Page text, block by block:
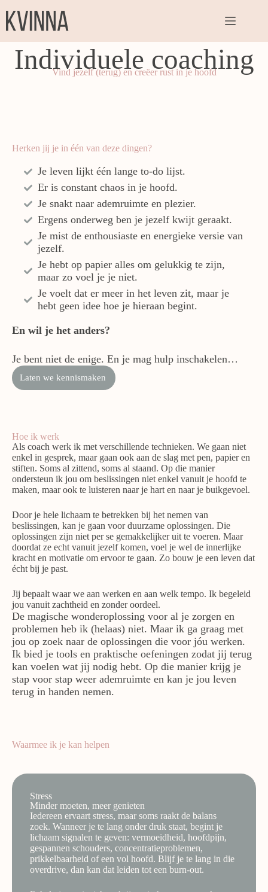
Individuele coaching
Vind jezelf (terug) en creëer rust in je hoofd
Herken jij je in één van deze dingen?
Je leven lijkt één lange to-do lijst.
Er is constant chaos in je hoofd.
Je snakt naar ademruimte en plezier.
Ergens onderweg ben je jezelf kwijt geraakt.
Je mist de enthousiaste en energieke versie van
jezelf.
Je hebt op papier alles om gelukkig te zijn,
maar zo voel je je niet.
Je voelt dat er meer in het leven zit, maar je
hebt geen idee hoe je hieraan begint.
En wil je het anders?
Je bent niet de enige. En je mag hulp inschakelen…
Laten we kennismaken
Hoe ik werk
Als coach werk ik met verschillende technieken. We gaan niet
enkel in gesprek, maar gaan ook aan de slag met pen, papier en
stiften. Soms al zittend, soms al staand. Op die manier
ondersteun ik jou om beslissingen niet enkel vanuit je hoofd te
maken, maar ook te luisteren naar je hart en naar je buikgevoel.
Door je hele lichaam te betrekken bij het nemen van
beslissingen, kan je gaan voor duurzame oplossingen. Die
oplossingen zijn niet per se gemakkelijker uit te voeren. Maar
doordat ze echt vanuit jezelf komen, voel je wel de innerlijke
kracht en motivatie om ervoor te gaan. Zo bouw je een leven dat
écht bij je past.
Jij bepaalt waar we aan werken en aan welk tempo. Ik begeleid
jou vanuit zachtheid en zonder oordeel.
De magische wonderoplossing voor al je zorgen en
problemen heb ik (helaas) niet. Maar ik ga graag met
jou op zoek naar de oplossingen die voor jóu werken.
Ik bied je tools en praktische oefeningen zodat jij terug
kan voelen wat jij nodig hebt. Op die manier krijg je
stap voor stap weer ademruimte en kan je jou leven
terug in handen nemen.
Waarmee ik je kan helpen
Stress
Minder moeten, meer genieten
Iedereen ervaart stress, maar soms raakt de balans
zoek. Wanneer je te lang onder druk staat, begint je
lichaam signalen te geven: vermoeidheid, hoofdpijn,
gespannen schouders, concentratieproblemen,
prikkelbaarheid of een vol hoofd. Blijf je te lang in die
overdrive, dan kan dat leiden tot een burn-out.